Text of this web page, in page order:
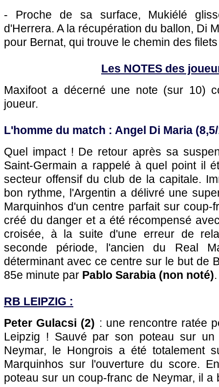
- Proche de sa surface, Mukiélé
d'Herrera. A la récupération du ballon, Di
pour Bernat, qui trouve le chemin des
Les NOTES des
Maxifoot a décerné une note (sur 10)
joueur.
L'homme du match : Angel Di Maria
Quel impact ! De retour après sa
Saint-Germain a rappelé à quel point il
secteur offensif du club de la capitale.
bon rythme, l'Argentin a délivré une
Marquinhos d'un centre parfait sur coup-
créé du danger et a été récompensé
croisée, à la suite d'une erreur de
seconde période, l'ancien du Real
déterminant avec ce centre sur le but de
85e minute par Pablo Sarabia (non noté).
RB LEIPZIG :
Peter Gulacsi (2) : une rencontre ratée
Leipzig ! Sauvé par son poteau sur
Neymar, le Hongrois a été totalement
Marquinhos sur l'ouverture du score.
poteau sur un coup-franc de Neymar, il a